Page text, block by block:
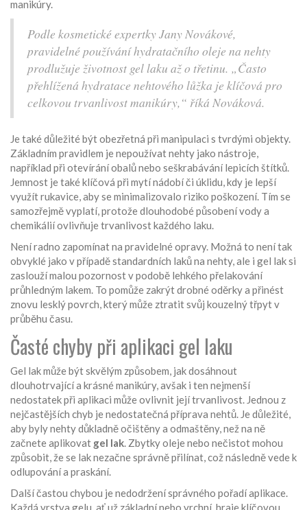
manikúry.
Podle kosmetické expertky Jany Novákové,
pravidelné používání hydratačního oleje na nehty
prodlužuje životnost gel laku až o třetinu. „Často
přehlížená hydratace nehtového lůžka je klíčová pro
celkovou trvanlivost manikúry,“ říká Nováková.
Je také důležité být obezřetná při manipulaci s tvrdými objekty.
Základním pravidlem je nepoužívat nehty jako nástroje,
například při otevírání obalů nebo seškrabávání lepicích štítků.
Jemnost je také klíčová při mytí nádobí či úklidu, kdy je lepší
využít rukavice, aby se minimalizovalo riziko poškození. Tím se
samozřejmě vyplatí, protože dlouhodobé působení vody a
chemikálií ovlivňuje trvanlivost každého laku.
Není radno zapomínat na pravidelné opravy. Možná to není tak
obvyklé jako v případě standardních laků na nehty, ale i gel lak si
zaslouží malou pozornost v podobě lehkého přelakování
průhledným lakem. To pomůže zakrýt drobné oděrky a přinést
znovu lesklý povrch, který může ztratit svůj kouzelný třpyt v
průběhu času.
Časté chyby při aplikaci gel laku
Gel lak může být skvělým způsobem, jak dosáhnout
dlouhotrvající a krásné manikúry, avšak i ten nejmenší
nedostatek při aplikaci může ovlivnit její trvanlivost. Jednou z
nejčastějších chyb je nedostatečná příprava nehtů. Je důležité,
aby byly nehty důkladně očištěny a odmaštěny, než na ně
začnete aplikovat gel lak. Zbytky oleje nebo nečistot mohou
způsobit, že se lak nezačne správně přilínat, což následně vede k
odlupování a praskání.
Další častou chybou je nedodržení správného pořadí aplikace.
Každá vrstva gelu, ať už základní nebo vrchní, hraje klíčovou